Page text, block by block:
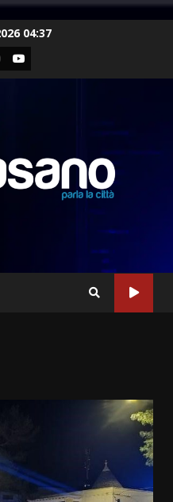
04:37
Youtube